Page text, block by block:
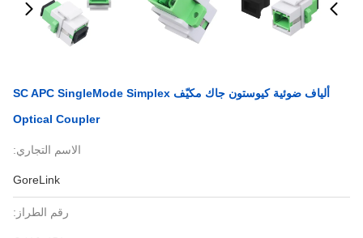
ألياف ضوئية كيوستون جاك مكيّف SC APC SingleMode Simplex
Optical Coupler
الاسم التجاري:
GoreLink
رقم الطراز: